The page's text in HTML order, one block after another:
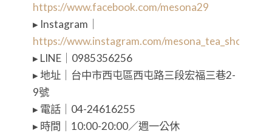
https://www.facebook.com/mesona29
▸ Instagram｜
https://www.instagram.com/mesona_tea_shop/
▸ LINE｜0985356256
▸ 地址｜台中市西屯區西屯路三段宏福三巷2-
9號
▸ 電話｜04-24616255
▸ 時間｜10:00-20:00／週一公休